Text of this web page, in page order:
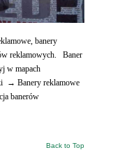
banery
reklamowych. Baner
w mapach
→ Banery reklamowe
banerów
Back to Top